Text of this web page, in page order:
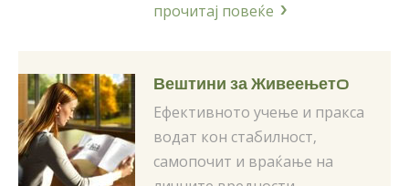
прочитај повеќе
Вештини за Живеењетo
Ефективното учење и пракса
водат кон стабилност,
самопочит и враќање на